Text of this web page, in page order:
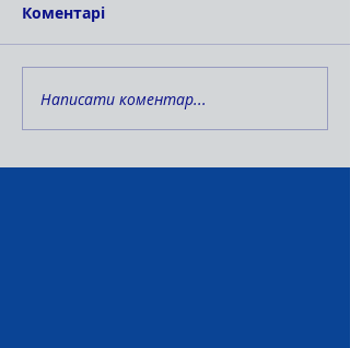
Коментарі
Написати коментар...